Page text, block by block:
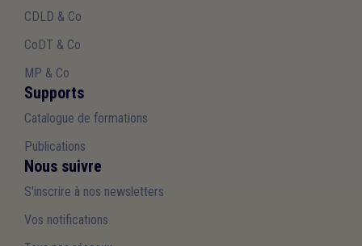
CDLD & Co
CoDT & Co
MP & Co
Supports
Catalogue de formations
Publications
Nous suivre
S'inscrire à nos newsletters
Vos notifications